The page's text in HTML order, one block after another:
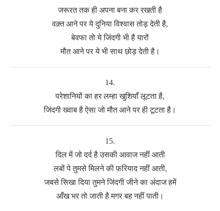
जरूरत तक ही अपना बना कर रखती है
वक़्त आने पर ये दुनिया विश्वास तोड़ देती है,
बेवफा तो ये जिंदगी भी है यारों
मौत आने पर ये भी साथ छोड़ देती है।
14.
परेशानियों का हर लम्हा खुशियाँ लूटता है,
जिंदगी ख्वाब है ऐसा जो मौत आने पर ही टूटता है।
15.
दिल में जो दर्द है उसकी आवाज नहीं आती
लबों पे तुमसे मिलने की फ़रियाद नहीं आती,
जबसे सिखा दिया तुमने जिंदगी जीने का अंदाज हमें
आँख भर तो जाती है मगर बह नहीं पाती।